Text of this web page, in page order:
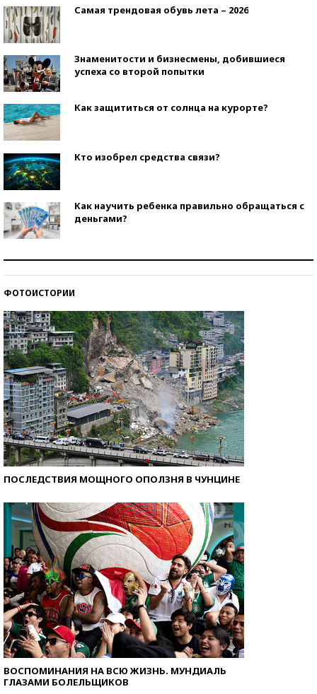
Самая трендовая обувь лета – 2026
Знаменитости и бизнесмены, добившиеся
успеха со второй попытки
Как защититься от солнца на курорте?
Кто изобрел средства связи?
Как научить ребенка правильно обращаться с
деньгами?
ФОТОИСТОРИИ
ПОСЛЕДСТВИЯ МОЩНОГО ОПОЛЗНЯ В ЧУНЦИНЕ
ВОСПОМИНАНИЯ НА ВСЮ ЖИЗНЬ. МУНДИАЛЬ
ГЛАЗАМИ БОЛЕЛЬЩИКОВ